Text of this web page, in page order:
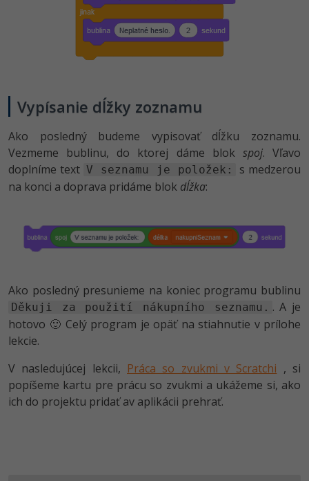
Vypísanie dĺžky zoznamu
Ako posledný budeme vypisovať dĺžku zoznamu.
Vezmeme bublinu, do ktorej dáme blok spoj. Vľavo
doplníme text V seznamu je položek:
s medzerou
na konci a doprava pridáme blok dĺžka:
Ako posledný presunieme na koniec programu bublinu
Děkuji za použití nákupního seznamu. . A je
hotovo 🙂 Celý program je opäť na stiahnutie v prílohe
lekcie.
V nasledujúcej lekcii, Práca so zvukmi v Scratchi , si
popíšeme kartu pre prácu so zvukmi a ukážeme si, ako
ich do projektu pridať av aplikácii prehrať.